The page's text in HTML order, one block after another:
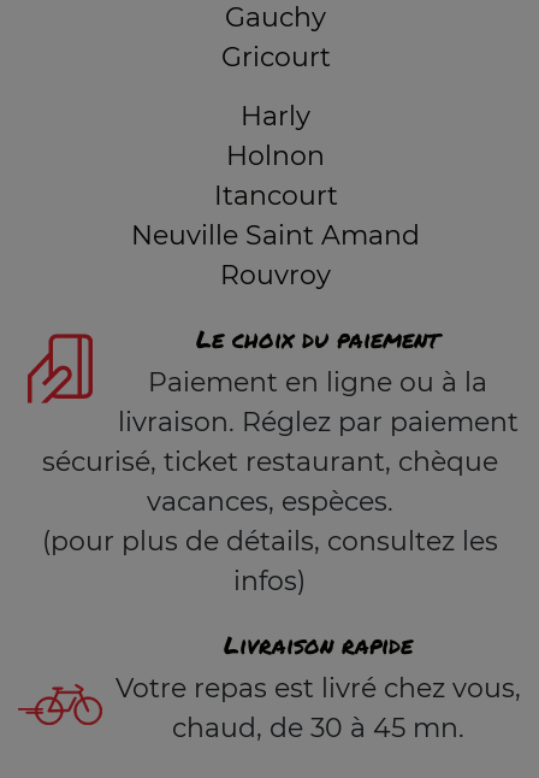
Gauchy
Gricourt
Harly
Holnon
Itancourt
Neuville Saint Amand
Rouvroy
Le choix du paiement
Paiement en ligne ou à la
livraison. Réglez par paiement
sécurisé, ticket restaurant, chèque
vacances, espèces.
(pour plus de détails, consultez les
infos)
Livraison rapide
Votre repas est livré chez vous,
chaud, de 30 à 45 mn.